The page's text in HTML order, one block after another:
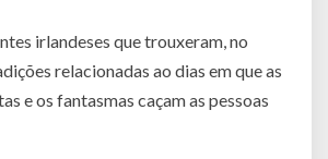
irlandeses que trouxeram, no
relacionadas ao dias em que as
e os fantasmas caçam as pessoas